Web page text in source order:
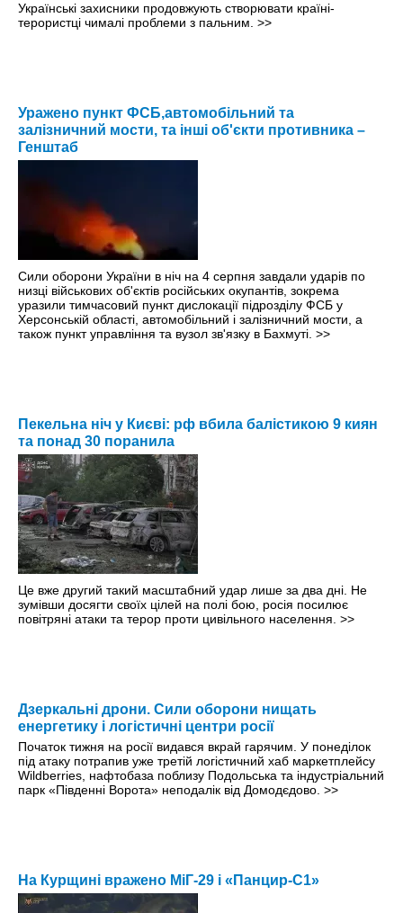
Українські захисники продовжують створювати країні-
терористці чималі проблеми з пальним. >>
Уражено пункт ФСБ,автомобільний та
залізничний мости, та інші об'єкти противника –
Генштаб
Сили оборони України в ніч на 4 серпня завдали ударів по
низці військових об'єктів російських окупантів, зокрема
уразили тимчасовий пункт дислокації підрозділу ФСБ у
Херсонській області, автомобільний і залізничний мости, а
також пункт управління та вузол зв'язку в Бахмуті. >>
Пекельна ніч у Києві: рф вбила балістикою 9 киян
та понад 30 поранила
Це вже другий такий масштабний удар лише за два дні. Не
зумівши досягти своїх цілей на полі бою, росія посилює
повітряні атаки та терор проти цивільного населення. >>
Дзеркальні дрони. Сили оборони нищать
енергетику і логістичні центри росії
Початок тижня на росії видався вкрай гарячим. У понеділок
під атаку потрапив уже третій логістичний хаб маркетплейсу
Wildberries, нафтобаза поблизу Подольська та індустріальний
парк «Південні Ворота» неподалік від Домодєдово. >>
На Курщині вражено МіГ-29 і «Панцир-С1»